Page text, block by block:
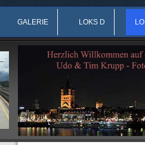
GALERIE LOKS D